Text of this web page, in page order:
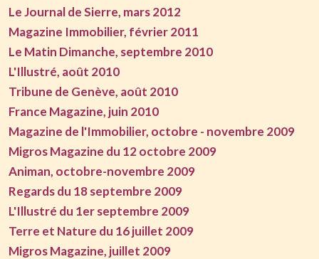
Le Journal de Sierre, mars 2012
Magazine Immobilier, février 2011
Le Matin Dimanche, septembre 2010
L'Illustré, août 2010
Tribune de Genève, août 2010
France Magazine, juin 2010
Magazine de l'Immobilier, octobre - novembre 2009
Migros Magazine du 12 octobre 2009
Animan, octobre-novembre 2009
Regards du 18 septembre 2009
L'Illustré du 1er septembre 2009
Terre et Nature du 16 juillet 2009
Migros Magazine, juillet 2009